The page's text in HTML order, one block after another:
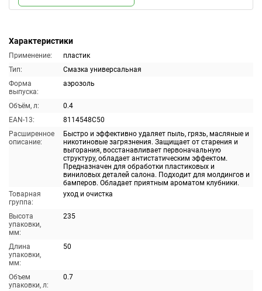
Характеристики
Применение:
пластик
Тип:
Смазка универсальная
Форма
выпуска:
аэрозоль
Объём, л:
0.4
EAN-13:
8114548C50
Расширенное
описание:
Быстро и эффективно удаляет пыль, грязь, масляные и
никотиновые загрязнения. Защищает от старения и
выгорания, восстанавливает первоначальную
структуру, обладает антистатическим эффектом.
Предназначен для обработки пластиковых и
виниловых деталей салона. Подходит для молдингов и
бамперов. Обладает приятным ароматом клубники.
Товарная
группа:
уход и очистка
Высота
упаковки,
мм:
235
Длина
упаковки,
мм:
50
Объем
упаковки, л:
0.7